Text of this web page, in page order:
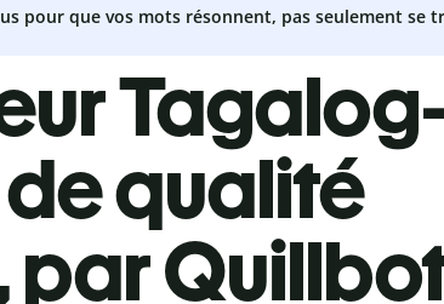
pour que vos mots résonnent, pas seulement se
qualité
par